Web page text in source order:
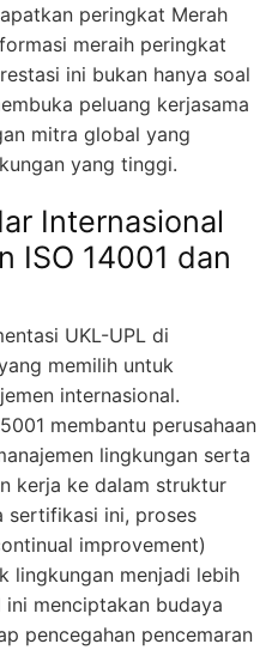
peringkat Merah
meraih peringkat
ini bukan hanya soal
peluang kerjasama
mitra global yang
yang tinggi.
Internasional
ISO 14001 dan
UKL-UPL di
memilih untuk
internasional.
membantu perusahaan
lingkungan serta
kerja ke dalam struktur
sertifikasi ini, proses
improvement)
lingkungan menjadi lebih
menciptakan budaya
pencegahan pencemaran